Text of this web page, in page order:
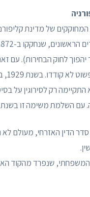
היו הקוד האזרחי, קוד סדר הדין האזרחי,
לחוק הבחירות). עם
רק לסירוגין על
הוחלפה ועדת הקוד בוועדת תיקון החוקים של קליפורניה.
הדין האזרחי, מעולם לא
שנפרד מהקוד